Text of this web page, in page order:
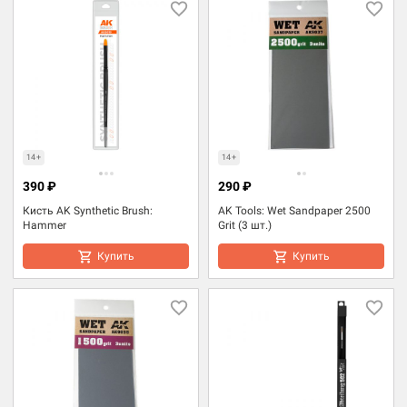
14+
Кисть AK Synthetic Brush:
Hammer
390 ₽
Купить
14+
AK Tools: Wet Sandpaper 2500
Grit (3 шт.)
290 ₽
Купить